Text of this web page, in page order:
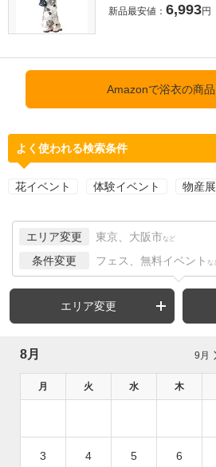
新品最安値： 6,993円
Amazonで浴衣の商
よく使われる検索条件
花イベント 体験イベント 物産
エリア変更 東京、大阪市 など
条件変更 フェス、無料イベント な
エリア変更
8月 9月
月 火 水 木
3 4 5 6